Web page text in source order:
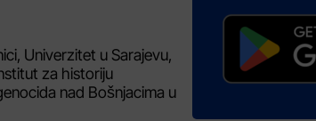
Univerzitet u Sarajevu,
za historiju
nad Bošnjacima u